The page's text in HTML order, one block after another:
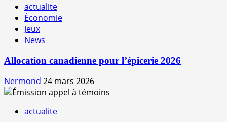
actualite
Économie
Jeux
News
Allocation canadienne pour l’épicerie 2026
Nermond 24 mars 2026
actualite